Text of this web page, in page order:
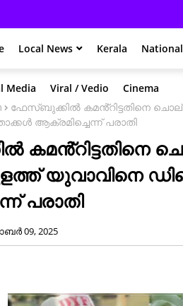
Local News Kerala National
Media Viral / Vedio
Cinema
ഫേസ്ബുക്കിൽ കമൻ്റിട്ടതിനെ
ആക്രമിച്ചെന്ന് പരാതി
കമൻ്റിട്ടതിനെ
യുവാവിനെ
പരാതി
09, 2025